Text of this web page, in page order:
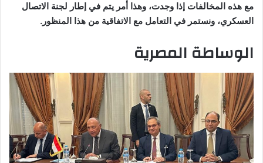
مع هذه المخالفات إذا وجدت، وهذا أمر يتم في إطار لجنة الاتصال
العسكري، ونستمر في التعامل مع الاتفاقية من هذا المنظور.
الوساطة المصرية